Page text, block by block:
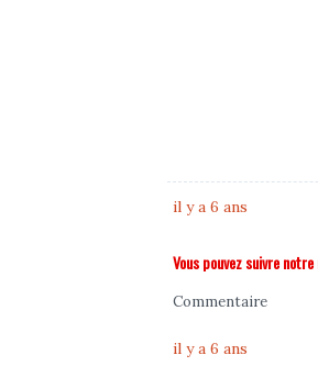
il y a 6 ans
Vous pouvez suivre
Commentaire
il y a 6 ans